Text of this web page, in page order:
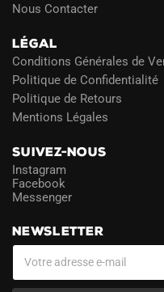
Nous Contacter
LÉGAL
Conditions Générales de
Politique de Confidentialité
Politique de Retours
Mentions Légales
SUIVEZ-NOUS
Instagram
Facebook
Messenger
NEWSLETTER